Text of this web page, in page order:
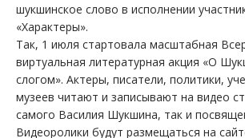
шукшинское слово в исполнении
«Характеры».
Так, 1 июля стартовала масштабная
виртуальная литературная акция «О
слогом». Актеры, писатели, политики,
музеев читают и записывают на видео
самого Василия Шукшина, так и
Видеоролики будут размещаться на